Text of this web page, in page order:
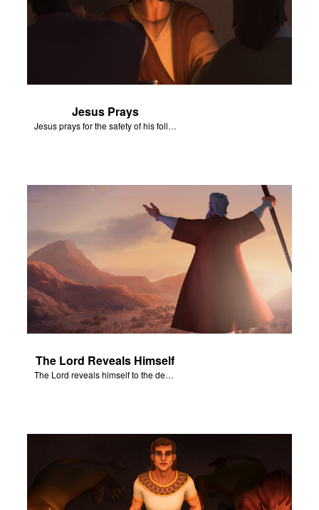
Idioma
Jesus Prays
Jesus prays for the safety of his followers.
The Lord Reveals Himself
The Lord reveals himself to the descendants of Israel.